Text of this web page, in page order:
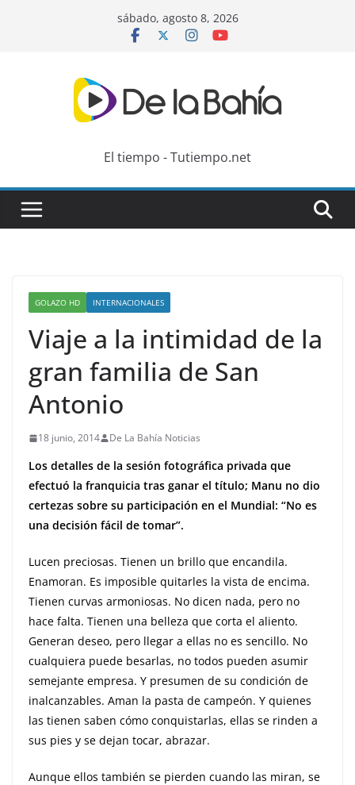
sábado, agosto 8, 2026
El tiempo - Tutiempo.net
GOLAZO HD INTERNACIONALES
Viaje a la intimidad de la
gran familia de San
Antonio
18 junio, 2014 De La Bahía Noticias
Los detalles de la sesión fotográfica privada que
efectuó la franquicia tras ganar el título; Manu no dio
certezas sobre su participación en el Mundial: “No es
una decisión fácil de tomar”.
Lucen preciosas. Tienen un brillo que encandila.
Enamoran. Es imposible quitarles la vista de encima.
Tienen curvas armoniosas. No dicen nada, pero no
hace falta. Tienen una belleza que corta el aliento.
Generan deseo, pero llegar a ellas no es sencillo. No
cualquiera puede besarlas, no todos pueden asumir
semejante empresa. Y presumen de su condición de
inalcanzables. Aman la pasta de campeón. Y quienes
las tienen saben cómo conquistarlas, ellas se rinden a
sus pies y se dejan tocar, abrazar.
Aunque ellos también se pierden cuando las miran, se